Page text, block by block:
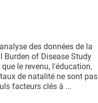
des données de la
Burden of Disease Study
que le revenu, l'éducation,
de natalité ne sont pas
facteurs clés à ...